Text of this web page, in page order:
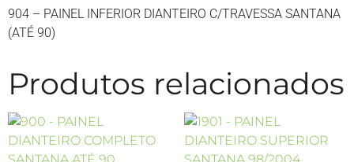
904 – PAINEL INFERIOR DIANTEIRO C/TRAVESSA SANTANA
(ATÉ 90)
Produtos relacionados